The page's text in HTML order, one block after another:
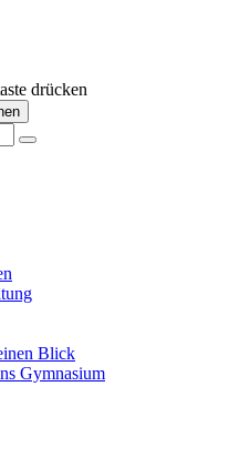
drücken
Blick
Gymnasium